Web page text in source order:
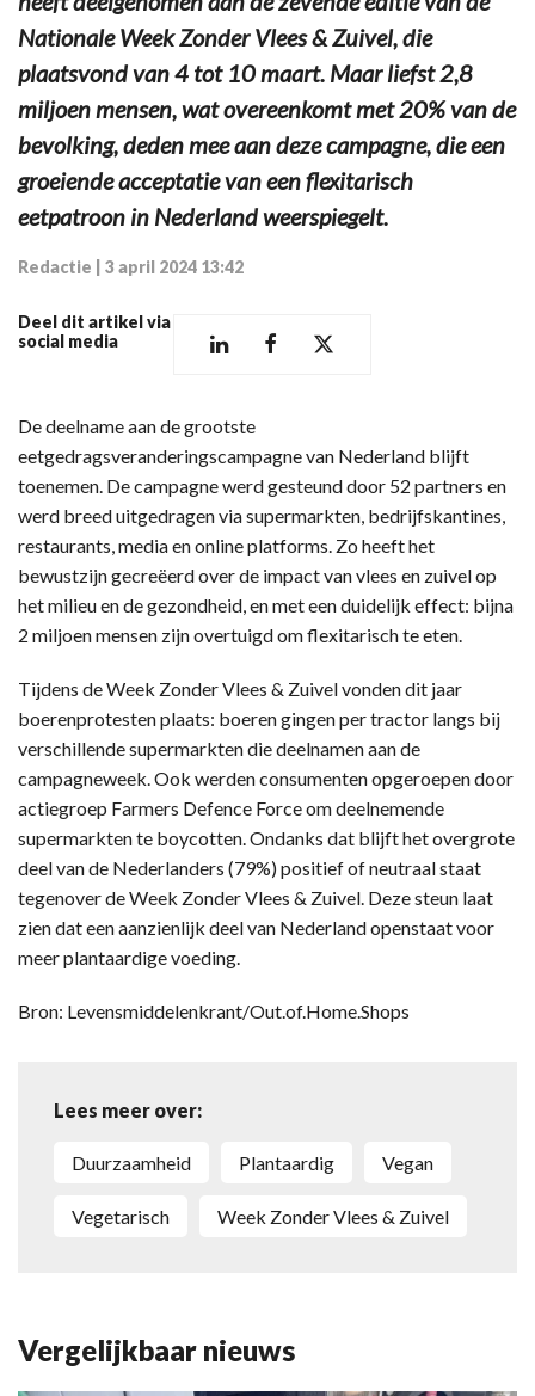
Nationale Week Zonder Vlees & Zuivel, die
plaatsvond van 4 tot 10 maart. Maar liefst 2,8
miljoen mensen, wat overeenkomt met 20% van de
bevolking, deden mee aan deze campagne, die een
groeiende acceptatie van een flexitarisch
eetpatroon in Nederland weerspiegelt.
Redactie 3 april 2024 13:42
Deel dit artikel via
social media
De deelname aan de grootste
eetgedragsveranderingscampagne van Nederland blijft
toenemen. De campagne werd gesteund door 52 partners en
werd breed uitgedragen via supermarkten, bedrijfskantines,
restaurants, media en online platforms. Zo heeft het
bewustzijn gecreëerd over de impact van vlees en zuivel op
het milieu en de gezondheid, en met een duidelijk effect: bijna
2 miljoen mensen zijn overtuigd om flexitarisch te eten.
Tijdens de Week Zonder Vlees & Zuivel vonden dit jaar
boerenprotesten plaats: boeren gingen per tractor langs bij
verschillende supermarkten die deelnamen aan de
campagneweek. Ook werden consumenten opgeroepen door
actiegroep Farmers Defence Force om deelnemende
supermarkten te boycotten. Ondanks dat blijft het overgrote
deel van de Nederlanders (79%) positief of neutraal staat
tegenover de Week Zonder Vlees & Zuivel. Deze steun laat
zien dat een aanzienlijk deel van Nederland openstaat voor
meer plantaardige voeding.
Bron: Levensmiddelenkrant/Out.of.Home.Shops
Lees meer over:
Duurzaamheid Plantaardig Vegan
Vegetarisch Week Zonder Vlees & Zuivel
Vergelijkbaar nieuws